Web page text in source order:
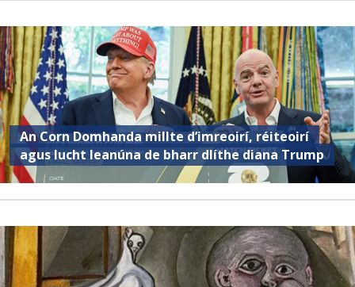
An Corn Domhanda millte d’imreoirí, réiteoirí
agus lucht leanúna de bharr dlíthe diana Trump